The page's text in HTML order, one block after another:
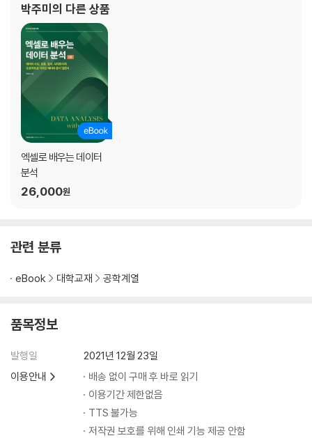
3.1 증명의 이해
3.2 직접 증명법
3.3 간접 증명법
3.4 수학적 귀납법
연습문제
CHAPTER 04 집합
4.1 집합의 개념
4.2 집합의 종류
4.3 집합의 연산
4.4 집합의 대수법칙
CHAPTER 05 행렬
5.3 행렬의 종류
5.5 역행렬
5.6 행렬과 연립일차방정식
CHAPTER 06 관계
박주미 의 다른 상품
엑셀로 배우는 데이터
분석
26,000원
관련 분류
eBook 대학교재 공학계열
품목정보
발행일
2021년 12월 23일
이용안내
배송 없이 구매 후 바로 읽기
이용기간 제한없음
TTS 불가능
저작권 보호를 위해 인쇄 기능 제공 안함